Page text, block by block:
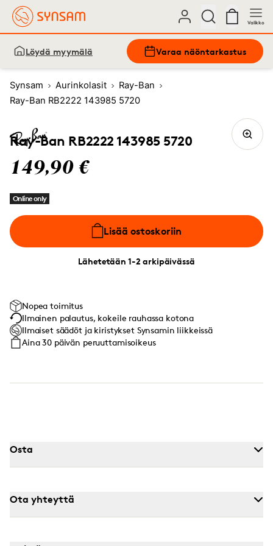
Valikko
Löydä myymälä Varaa näöntarkastus
Synsam Aurinkolasit
Ray-Ban
Ray-Ban RB2222 143985 5720
Ray-Ban RB2222 143985 5720
149,90 €
Online only
Lisää ostoskoriin
Lähetetään 1-2 arkipäivässä
Nopea toimitus
Ilmainen palautus, kokeile rauhassa kotona
Ilmaiset säädöt ja kiristykset Synsamin liikkeissä
Aina 30 päivän peruuttamisoikeus
Osta
Ota yhteyttä